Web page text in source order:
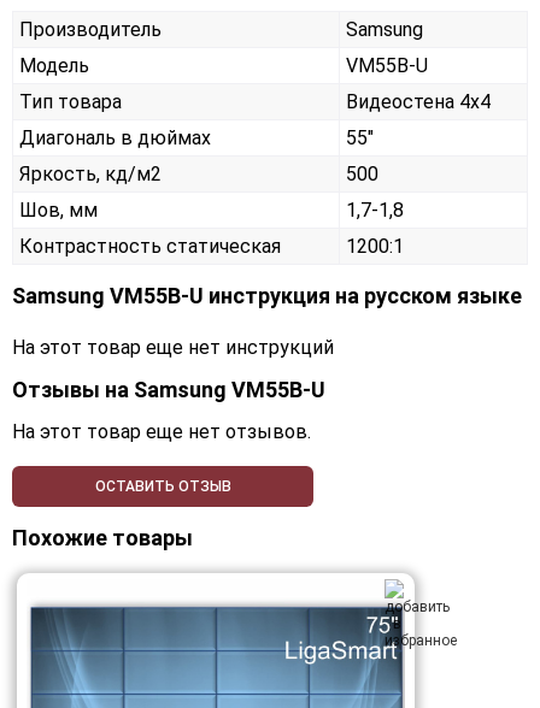
Производитель
Samsung
Модель
VM55B-U
Тип товара
Видеостена 4х4
Диагональ в дюймах
55"
Яркость, кд/м2
500
Шов, мм
1,7-1,8
Контрастность статическая
1200:1
Samsung VM55B-U инструкция на русском языке
На этот товар еще нет инструкций
Отзывы на Samsung VM55B-U
На этот товар еще нет отзывов.
ОСТАВИТЬ ОТЗЫВ
Похожие товары